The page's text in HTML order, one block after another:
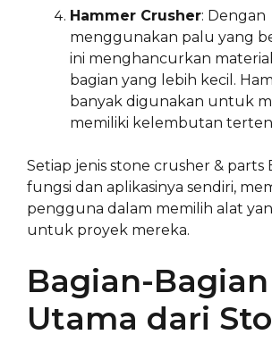
Hammer Crusher: Dengan
menggunakan palu yang
ini menghancurkan
bagian yang lebih kecil.
banyak digunakan untuk
memiliki kelembutan
Setiap jenis stone crusher & parts
fungsi dan aplikasinya sendiri,
pengguna dalam memilih alat
untuk proyek mereka.
Bagian-Bagian
Utama dari